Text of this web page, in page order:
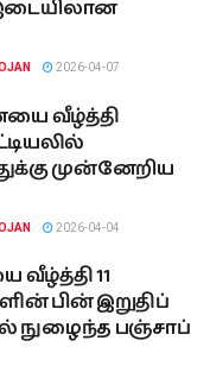
2026-04-07
வீழ்த்தி
முன்னேறிய
2026-04-04
வீழ்த்தி 11
பின் இறுதிப்
நுழைந்த பஞ்சாப்